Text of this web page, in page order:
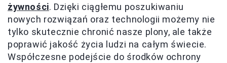
żywności. Dzięki ciągłemu poszukiwaniu
nowych rozwiązań oraz technologii możemy nie
tylko skutecznie chronić nasze plony, ale także
poprawić jakość życia ludzi na całym świecie.
Współczesne podejście do środków ochrony